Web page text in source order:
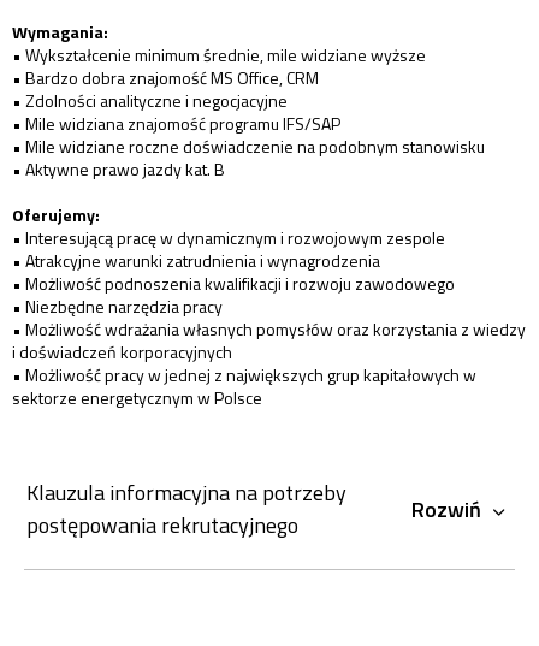
Wymagania:
• Wykształcenie minimum średnie, mile widziane wyższe
• Bardzo dobra znajomość MS Office, CRM
• Zdolności analityczne i negocjacyjne
• Mile widziana znajomość programu IFS/SAP
• Mile widziane roczne doświadczenie na podobnym stanowisku
• Aktywne prawo jazdy kat. B
Oferujemy:
• Interesującą pracę w dynamicznym i rozwojowym zespole
• Atrakcyjne warunki zatrudnienia i wynagrodzenia
• Możliwość podnoszenia kwalifikacji i rozwoju zawodowego
• Niezbędne narzędzia pracy
• Możliwość wdrażania własnych pomysłów oraz korzystania z wiedzy
i doświadczeń korporacyjnych
• Możliwość pracy w jednej z największych grup kapitałowych w
sektorze energetycznym w Polsce
Klauzula informacyjna na potrzeby
postępowania rekrutacyjnego
Rozwiń